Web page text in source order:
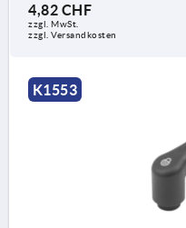
4,82 CHF
zzgl. MwSt.
zzgl. Versandkosten
K1553